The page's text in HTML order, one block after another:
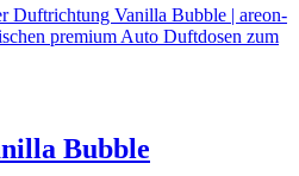
Bubble